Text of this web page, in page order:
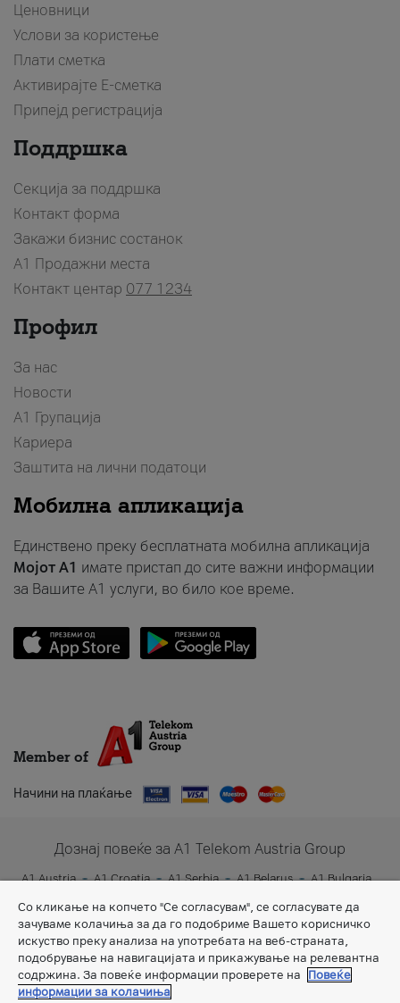
Ценовници
Услови за користење
Плати сметка
Активирајте Е-сметка
Припејд регистрација
Поддршка
Секција за поддршка
Контакт форма
Закажи бизнис состанок
A1 Продажни места
Контакт центар 077 1234
Профил
За нас
Новости
А1 Групација
Кариера
Заштита на лични податоци
Мобилна апликација
Единствено преку бесплатната мобилна апликација
Мојот A1 имате пристап до сите важни информации
за Вашите A1 услуги, во било кое време.
Member of
Начини на плаќање
Дознај повеќе за A1 Telekom Austria Group
A1 Austria A1 Croatia A1 Serbia A1 Belarus
A1 Bulgaria
A1 Slovenia
A1 Digital
Со кликање на копчето "Се согласувам", се согласувате да
зачуваме колачиња за да го подобриме Вашето корисничко
искуство преку анализа на употребата на веб-страната,
подобрување на навигацијата и прикажување на релевантна
содржина. За повеќе информации проверете на
Повеќе
информации за колачиња